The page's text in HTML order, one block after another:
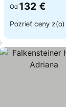
Od 132 €
Pozrieť ceny z(o)